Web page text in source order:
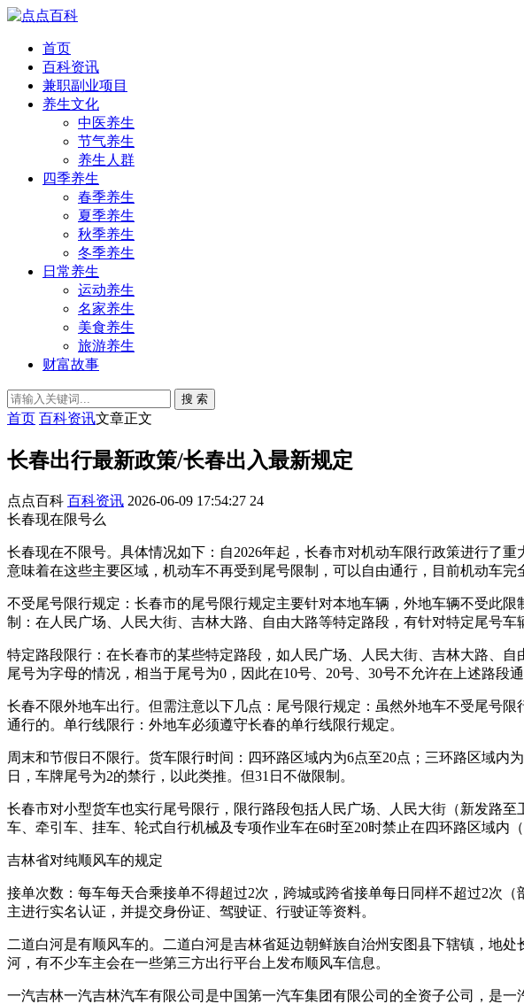
首页
百科资讯
兼职副业项目
养生文化
中医养生
节气养生
养生人群
四季养生
春季养生
夏季养生
秋季养生
冬季养生
日常养生
运动养生
名家养生
美食养生
旅游养生
财富故事
搜 索
首页 百科资讯文章正文
长春出行最新政策/长春出入最新规定
点点百科 百科资讯 2026-06-09 17:54:27 24
长春现在限号么
长春现在不限号。具体情况如下：自2026年起，长春市对机动车限行政策进行了
意味着在这些主要区域，机动车不再受到尾号限制，可以自由通行，目前机动车
不受尾号限行规定：长春市的尾号限行规定主要针对本地车辆，外地车辆不受此
制：在人民广场、人民大街、吉林大路、自由大路等特定路段，有针对特定尾号车
特定路段限行：在长春市的某些特定路段，如人民广场、人民大街、吉林大路、
尾号为字母的情况，相当于尾号为0，因此在10号、20号、30号不允许在上述路段通
长春不限外地车出行。但需注意以下几点：尾号限行规定：虽然外地车不受尾号
通行的。单行线限行：外地车必须遵守长春的单行线限行规定。
周末和节假日不限行。货车限行时间：四环路区域内为6点至20点；三环路区域内
日，车牌尾号为2的禁行，以此类推。但31日不做限制。
长春市对小型货车也实行尾号限行，限行路段包括人民广场、人民大街（新发路
车、牵引车、挂车、轮式自行机械及专项作业车在6时至20时禁止在四环路区域内（
吉林省对纯顺风车的规定
接单次数：每车每天合乘接单不得超过2次，跨城或跨省接单每日同样不超过2次
主进行实名认证，并提交身份证、驾驶证、行驶证等资料。
二道白河是有顺风车的。二道白河是吉林省延边朝鲜族自治州安图县下辖镇，地
河，有不少车主会在一些第三方出行平台上发布顺风车信息。
一汽吉林一汽吉林汽车有限公司是中国第一汽车集团有限公司的全资子公司，是